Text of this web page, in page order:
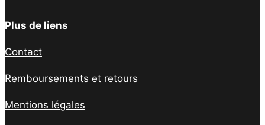
Plus de liens
Contact
Remboursements et retours
Mentions légales